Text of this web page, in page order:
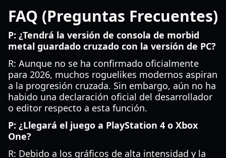
FAQ (Preguntas Frecuentes)
P: ¿Tendrá la versión de consola de morbid
metal guardado cruzado con la versión de PC?
R: Aunque no se ha confirmado oficialmente
para 2026, muchos roguelikes modernos aspiran
a la progresión cruzada. Sin embargo, aún no ha
habido una declaración oficial del desarrollador
o editor respecto a esta función.
P: ¿Llegará el juego a PlayStation 4 o Xbox
One?
R: Debido a los gráficos de alta intensidad y la